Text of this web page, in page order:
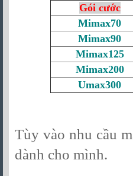
Gói cước
Mimax70
Mimax90
Mimax125
Mimax200
Umax300
Tùy vào nhu cầu
dành cho mình.